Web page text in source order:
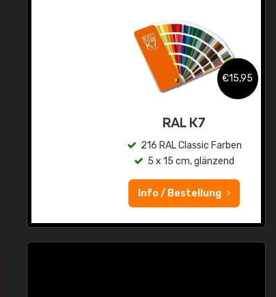
€15,95
RAL K7
216 RAL Classic Farben
5 x 15 cm, glänzend
Info / Bestellung